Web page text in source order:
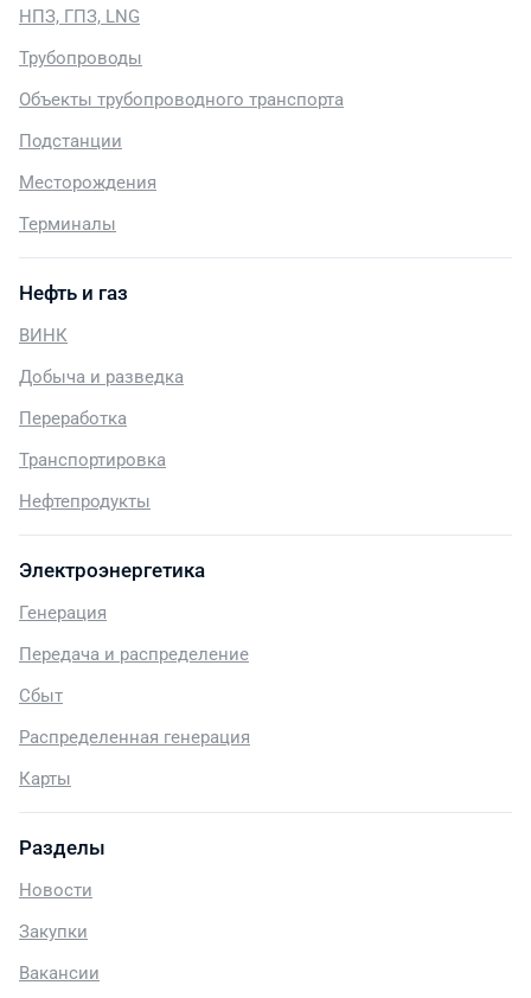
НПЗ, ГПЗ, LNG
Трубопроводы
Объекты трубопроводного транспорта
Подстанции
Месторождения
Терминалы
Нефть и газ
ВИНК
Добыча и разведка
Переработка
Транспортировка
Нефтепродукты
Электроэнергетика
Генерация
Передача и распределение
Сбыт
Распределенная генерация
Карты
Разделы
Новости
Закупки
Вакансии